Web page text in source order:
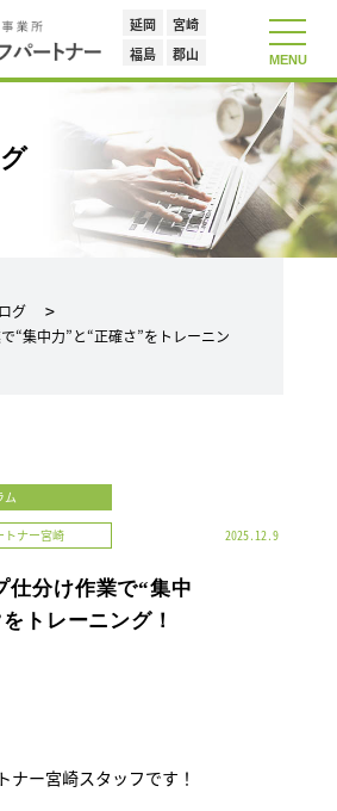
延岡
宮崎
福島
郡山
toggle
MENU
グ
“集中力”と“正確さ”をトレーニン
ム
トナー宮崎 2025.12.9
仕分け作業で“集中
トレーニング！
ナー宮崎スタッフです！